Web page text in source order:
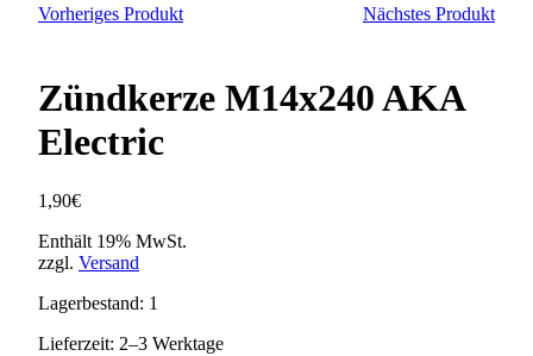
Vorheriges Produkt
Nächstes Produkt
Zündkerze M14x240 AKA
Electric
1,90€
Enthält 19% MwSt.
zzgl. Versand
Lagerbestand: 1
Lieferzeit: 2–3 Werktage